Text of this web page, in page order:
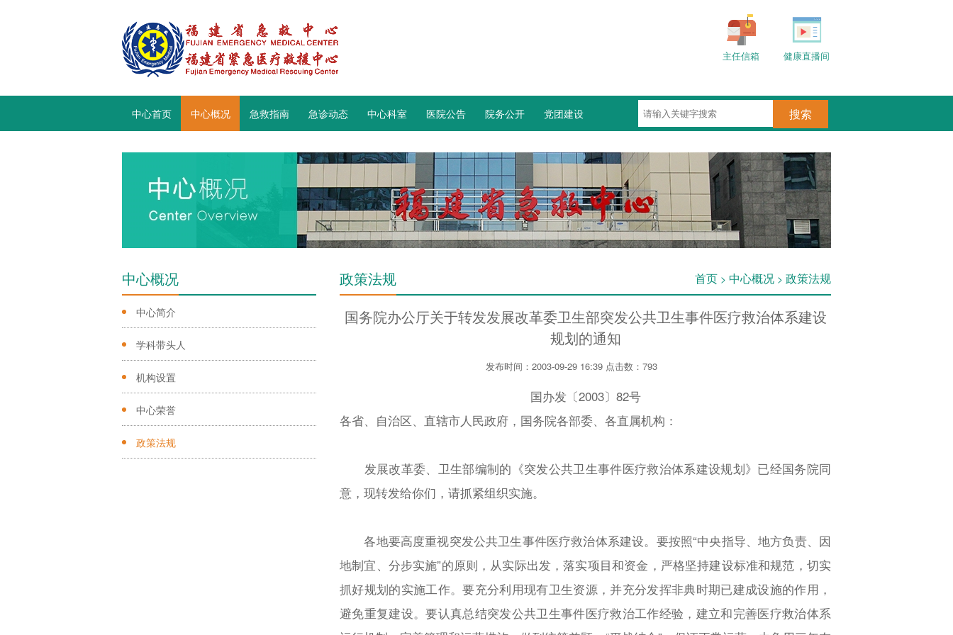
健康直播间
主任信箱
中心首页 中心概况 急救指南 急诊动态 中心科室 医院公告 院务公开 党团建设
中心概况
中心简介
学科带头人
机构设置
中心荣誉
政策法规
政策法规 首页 > 中心概况 > 政策法规
国务院办公厅关于转发发展改革委卫生部突发公共卫生事件医疗救治体系建设
规划的通知
发布时间：2003-09-29 16:39 点击数： 793
国办发〔2003〕82号
各省、自治区、直辖市人民政府，国务院各部委、各直属机构：
发展改革委、卫生部编制的《突发公共卫生事件医疗救治体系建设规划》已经国务院同
意，现转发给你们，请抓紧组织实施。
各地要高度重视突发公共卫生事件医疗救治体系建设。要按照“中央指导、地方负责、因
地制宜、分步实施”的原则，从实际出发，落实项目和资金，严格坚持建设标准和规范，切实
抓好规划的实施工作。要充分利用现有卫生资源，并充分发挥非典时期已建成设施的作用，
避免重复建设。要认真总结突发公共卫生事件医疗救治工作经验，建立和完善医疗救治体系